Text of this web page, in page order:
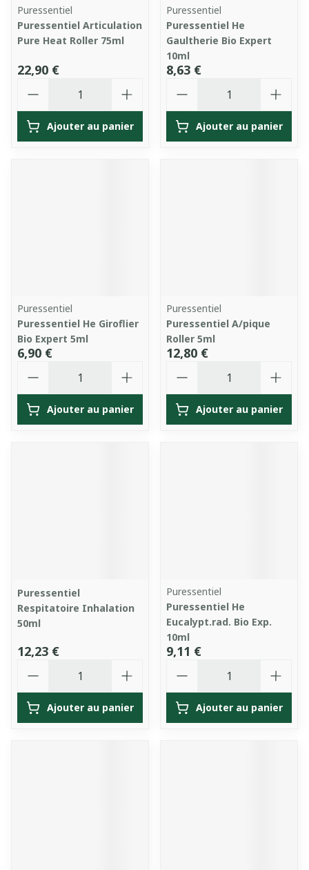
Puressentiel
Puressentiel Articulation
Pure Heat Roller 75ml
22,90 €
Ajouter au panier
Puressentiel
Puressentiel He
Gaultherie Bio Expert
10ml
8,63 €
Ajouter au panier
Puressentiel
Puressentiel He Giroflier
Bio Expert 5ml
6,90 €
Ajouter au panier
Puressentiel
Puressentiel A/pique
Roller 5ml
12,80 €
Ajouter au panier
Puressentiel
Respitatoire Inhalation
50ml
12,23 €
Ajouter au panier
Puressentiel
Puressentiel He
Eucalypt.rad. Bio Exp.
10ml
9,11 €
Ajouter au panier